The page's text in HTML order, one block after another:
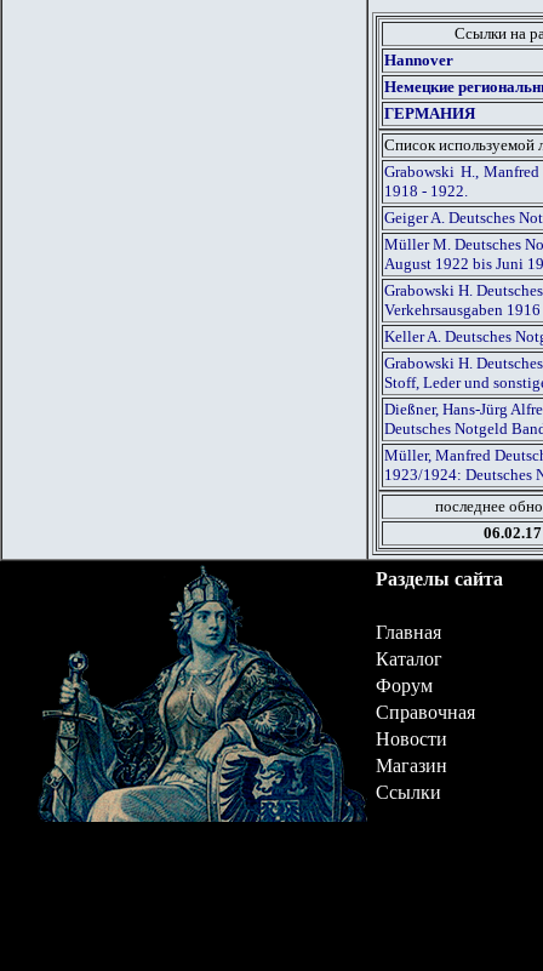
Ссылки на
Hannover
Немецкие
ГЕРМАНИЯ
Список используемой
Grabowski H.,
1918 - 1922.
Geiger A. Deutsches
Müller M. Deutsches
August 1922 bis Juni
Grabowski H.
Verkehrsausgaben
Keller A. Deutsches
Grabowski H.
Stoff, Leder und
Dießner, Hans-Jürg
Deutsches Notgeld
Müller, Manfred
1923/1924: Deutsches
последнее
06.02.17
Разделы сайта
Главная
Каталог
Форум
Справочная
Новости
Магазин
Ссылки